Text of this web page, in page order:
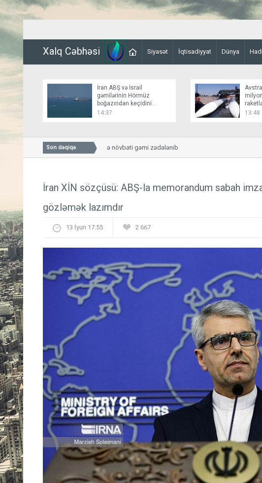
Xalq Cəbhəsi Siyasət İqtisadiyyat Dünya
İran ABŞ və İsrail
gəmilərinin Hörmüz
boğazından keçidini
bağlayır
14:37
13:48
Son dəqiqə
Odessa sahillərində növbəti gəmi zədələnib
İran XİN sözçüsü: ABŞ-la memorandum sabah
gözləmək lazımdır
13 İyun 17:55 2 667